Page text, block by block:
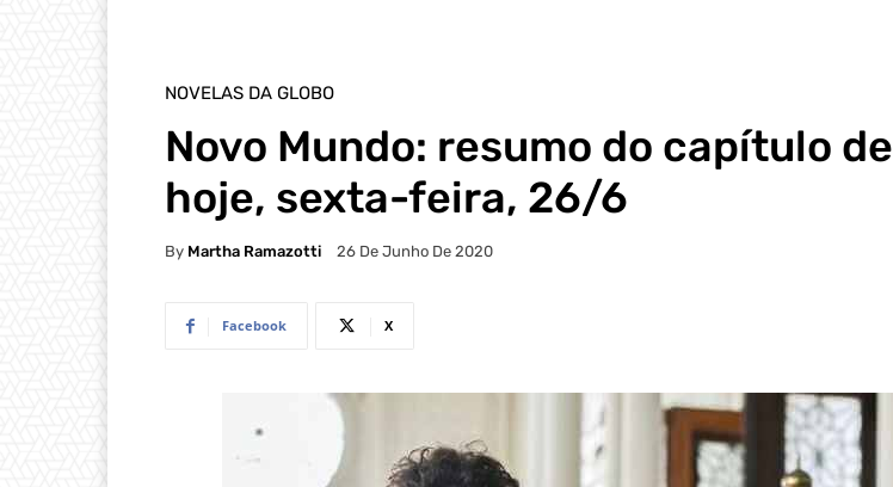
NOVELAS DA GLOBO
Novo Mundo: resumo do capítulo de
hoje, sexta-feira, 26/6
By Martha Ramazotti 26 De Junho De 2020
Facebook X